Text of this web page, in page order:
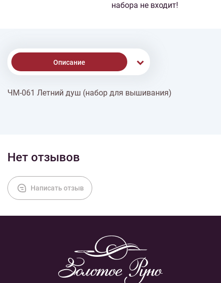
набора не входит!
Описание
Доставка
ЧМ-061 Летний душ (набор для вышивания)
Нет отзывов
Написать отзыв